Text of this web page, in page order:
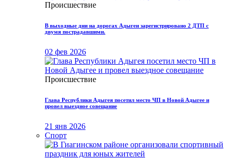
Происшествие
В выходные дни на дорогах Адыгеи зарегистрировано 2 ДТП с
двумя пострадавшими.
02 фев 2026
Происшествие
Глава Республики Адыгея посетил место ЧП в Новой Адыгее и
провел выездное совещание
21 янв 2026
Спорт